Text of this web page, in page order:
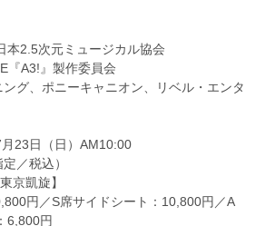
2.5次元ミュージカル協会
A3!』製作委員会
、ポニーキャニオン、リベル・エンタ
23日（日）AM10:00
／税込）
旋】
席サイドシート：10,800円／A
6,800円